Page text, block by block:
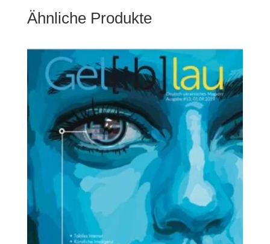
Ähnliche Produkte